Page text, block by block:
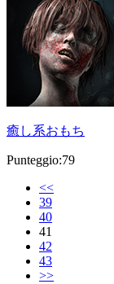
癒し系おもち
Punteggio:79
<<
39
40
41
42
43
>>